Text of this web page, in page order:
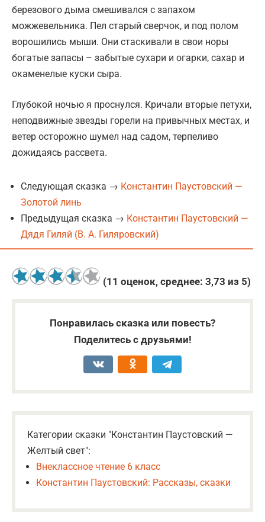
березового дыма смешивался с запахом
можжевельника. Пел старый сверчок, и под полом
ворошились мыши. Они стаскивали в свои норы
богатые запасы – забытые сухари и огарки, сахар и
окаменелые куски сыра.
Глубокой ночью я проснулся. Кричали вторые петухи,
неподвижные звезды горели на привычных местах, и
ветер осторожно шумел над садом, терпеливо
дожидаясь рассвета.
Следующая сказка → Константин Паустовский —
Золотой линь
Предыдущая сказка → Константин Паустовский —
Дядя Гиляй (В. А. Гиляровский)
(11 оценок, среднее: 3,73 из 5)
Понравилась сказка или повесть?
Поделитесь с друзьями!
Категории сказки "Константин Паустовский —
Желтый свет":
Внеклассное чтение 6 класс
Константин Паустовский: Рассказы, сказки